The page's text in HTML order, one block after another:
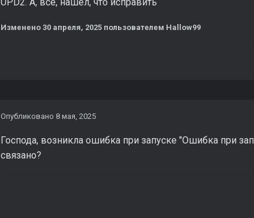
Изменено 30 апреля, 2025 пользователем Hallow99
Опубликовано 8 мая, 2025
Господа, возникла ошибка при запуске "Ошибка при
связано?